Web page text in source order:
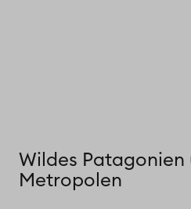
Wildes Patagonien
Metropolen